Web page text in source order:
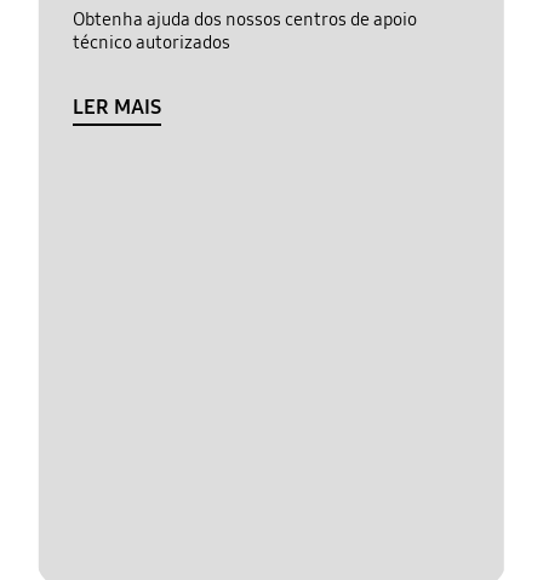
Obtenha ajuda dos nossos centros de apoio
técnico autorizados
LER MAIS